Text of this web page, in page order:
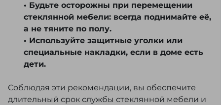
• Будьте осторожны при перемещении
стеклянной мебели: всегда поднимайте её,
а не тяните по полу.
• Используйте защитные уголки или
специальные накладки, если в доме есть
дети.
Соблюдая эти рекомендации, вы обеспечите
длительный срок службы стеклянной мебели и